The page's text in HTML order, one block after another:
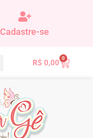
Cadastre-se
R$ 0,00
0